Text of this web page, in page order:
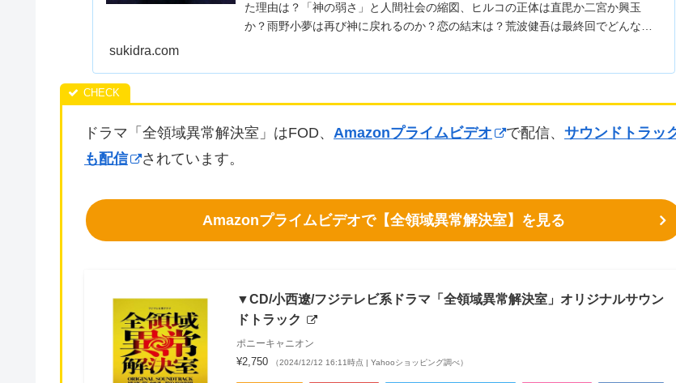
た理由は？「神の弱さ」と人間社会の縮図、ヒルコの正体は直毘か二宮か興玉
か？雨野小夢は再び神に戻れるのか？恋の結末は？荒波健吾は最終回でどんな役
sukidra.com
ドラマ「全領域異常解決室」はFOD、 Amazonプライムビデオ で配信、 サウンドトラッ
も配信
されています。
Amazonプライムビデオで【全領域異常解決室】を見る
▼CD/小西遼/フジテレビ系ドラマ「全領域異常解決室」オリジナルサウン
ドトラック
ポニーキャニオン
¥2,750 （2024/12/12 16:11時点 | Yahooショッピング調べ）